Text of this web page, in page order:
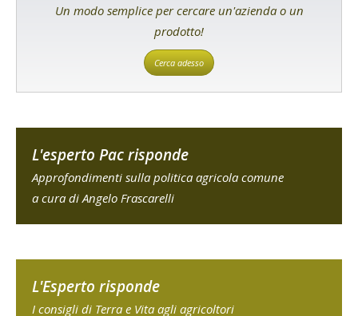
Un modo semplice per cercare un'azienda o un
prodotto!
Cerca adesso
L'esperto Pac risponde
Approfondimenti sulla politica agricola comune
a cura di Angelo Frascarelli
L'Esperto risponde
I consigli di Terra e Vita agli agricoltori